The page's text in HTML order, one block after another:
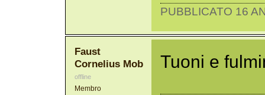
PUBBLICATO 16
Faust
Cornelius Mob
offline
Membro
Tuoni e